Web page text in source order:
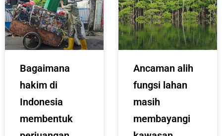
Bagaimana
hakim di
Indonesia
membentuk
Ancaman alih
fungsi lahan
masih
membayangi